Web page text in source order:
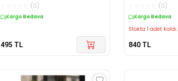
Desenli Takım 12 li Smartkids
Keçeli Kalem
(0)
Kargo Bedava
495 TL
(0)
Kargo Bedava
Stokta 1 adet kaldı.
840 TL